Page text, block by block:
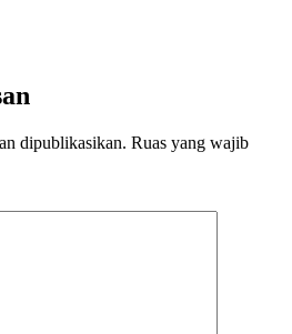
dipublikasikan. Ruas yang wajib